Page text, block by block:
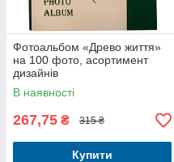
Фотоальбом «Древо життя»
на 100 фото, асортимент
дизайнів
В наявності
267,75 ₴ 315 ₴
Купити